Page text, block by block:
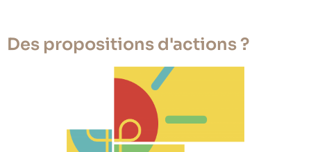
Des propositions d'actions ?